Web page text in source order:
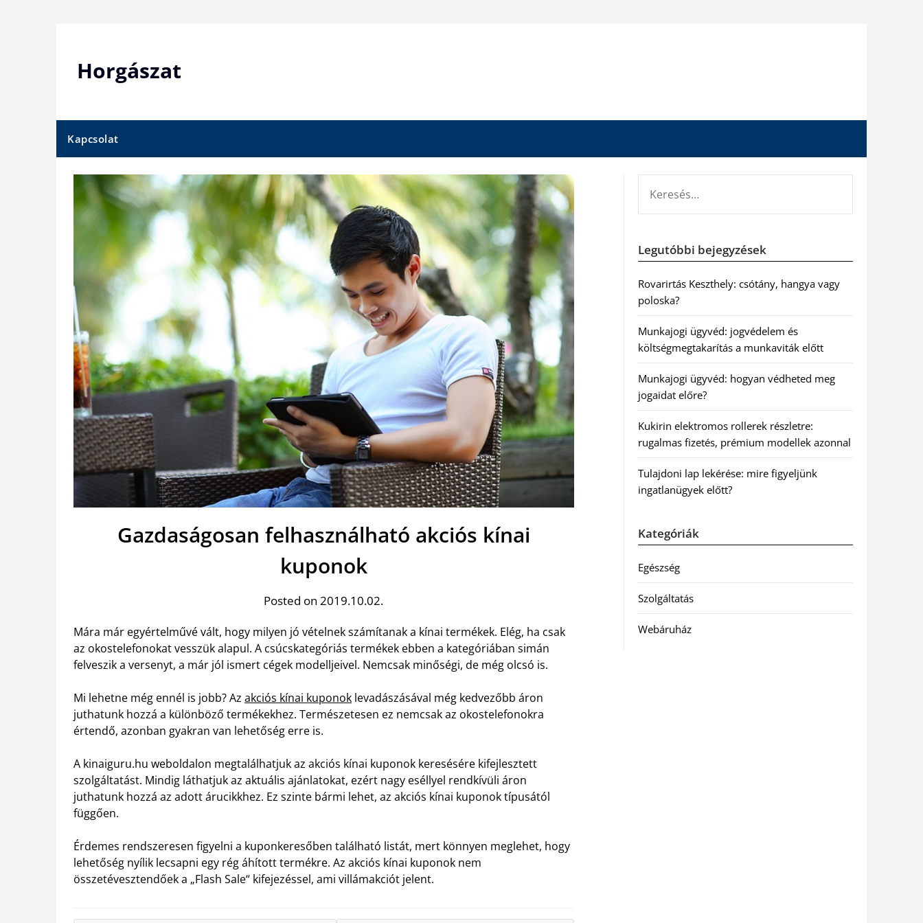
Horgászat
Kapcsolat
Gazdaságosan felhasználható akciós kínai
kuponok
Posted on 2019.10.02.
Mára már egyértelművé vált, hogy milyen jó vételnek számítanak a kínai termékek. Elég, ha csak
az okostelefonokat vesszük alapul. A csúcskategóriás termékek ebben a kategóriában simán
felveszik a versenyt, a már jól ismert cégek modelljeivel. Nemcsak minőségi, de még olcsó is.
Mi lehetne még ennél is jobb? Az akciós kínai kuponok levadászásával még kedvezőbb áron
juthatunk hozzá a különböző termékekhez. Természetesen ez nemcsak az okostelefonokra
értendő, azonban gyakran van lehetőség erre is.
A kinaiguru.hu weboldalon megtalálhatjuk az akciós kínai kuponok keresésére kifejlesztett
szolgáltatást. Mindig láthatjuk az aktuális ajánlatokat, ezért nagy eséllyel rendkívüli áron
juthatunk hozzá az adott árucikkhez. Ez szinte bármi lehet, az akciós kínai kuponok típusától
függően.
Érdemes rendszeresen figyelni a kuponkeresőben található listát, mert könnyen meglehet, hogy
lehetőség nyílik lecsapni egy rég áhított termékre. Az akciós kínai kuponok nem
összetévesztendőek a „Flash Sale“ kifejezéssel, ami villámakciót jelent.
Legutóbbi bejegyzések
Rovarirtás Keszthely: csótány, hangya vagy
poloska?
Munkajogi ügyvéd: jogvédelem és
költségmegtakarítás a munkaviták előtt
Munkajogi ügyvéd: hogyan védheted meg
jogaidat előre?
Kukirin elektromos rollerek részletre:
rugalmas fizetés, prémium modellek azonnal
Tulajdoni lap lekérése: mire figyeljünk
ingatlanügyek előtt?
Kategóriák
Egészség
Szolgáltatás
Webáruház